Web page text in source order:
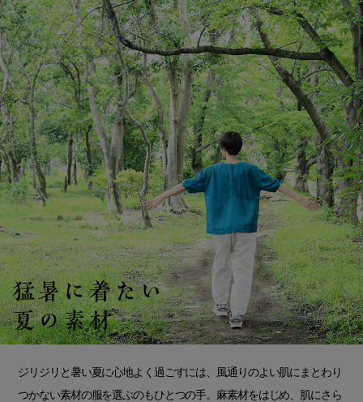
ジリジリと暑い夏に心地よく過ごすには、風通りのよい肌にまとわり
つかない素材の服を選ぶのもひとつの手。麻素材をはじめ、肌にさら